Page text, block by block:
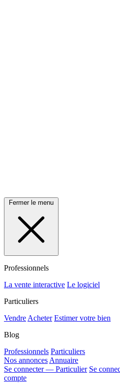
Fermer le menu
Professionnels
La vente interactive Le logiciel
Particuliers
Vendre Acheter Estimer votre bien
Blog
Professionnels Particuliers
Nos annonces Annuaire
Se connecter — Particulier Se
compte